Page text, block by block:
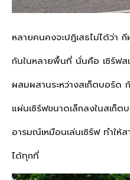
หลายคนคงจะปฎิเสธไม่ได้ว่า
กันในหลายพื้นที่ นั่นคือ เซิร์ฟส
ผสมผสานระหว่างสเก็ตบอร์ด
แผ่นเซิร์ฟขนาดเล็กลงในสเก็
อารมณ์เหมือนเล่นเซิร์ฟ ทำให้
ได้ทุกที่